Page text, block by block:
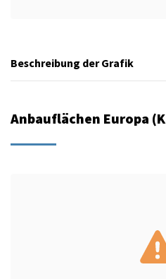
Beschreibung der Grafik
Anbauflächen Europa